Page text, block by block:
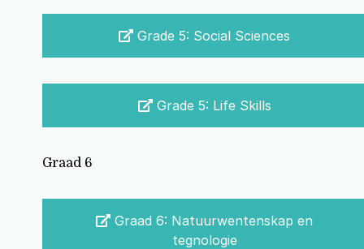
Grade 5: Social Sciences
Grade 5: Life Skills
Graad 6
Graad 6: Natuurwentenskap en
tegnologie